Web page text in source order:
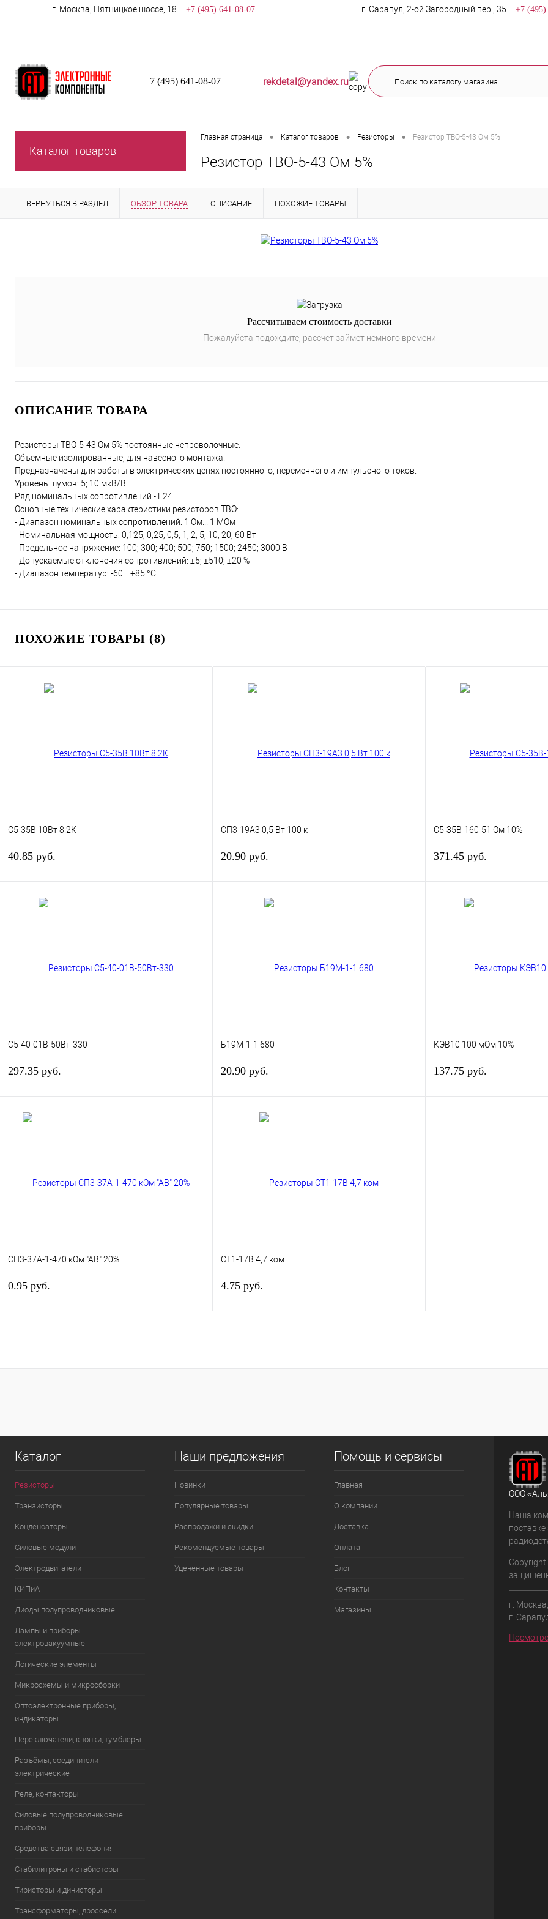
г. Москва, Пятницкое шоссе, 18 +7 (495) 641-08-07 г. Сарапул, 2-ой Загородный пер., 35 +7 (495)
+7 (495) 641-08-07 rekdetal@yandex.ru
Каталог товаров
Главная страница • Каталог товаров • Резисторы • Резистор ТВО-5-43 Ом 5%
Резистор ТВО-5-43 Ом 5%
ВЕРНУТЬСЯ В РАЗДЕЛ ОБЗОР ТОВАРА ОПИСАНИЕ ПОХОЖИЕ ТОВАРЫ
Рассчитываем стоимость доставки
Пожалуйста подождите, рассчет займет немного времени
ОПИСАНИЕ ТОВАРА
Резисторы ТВО-5-43 Ом 5% постоянные непроволочные.
Объемные изолированные, для навесного монтажа.
Предназначены для работы в электрических цепях постоянного, переменного и импульсного токов.
Уровень шумов: 5; 10 мкВ/В
Ряд номинальных сопротивлений - Е24
Основные технические характеристики резисторов ТВО:
- Диапазон номинальных сопротивлений: 1 Ом... 1 МОм
- Номинальная мощность: 0,125; 0,25; 0,5; 1; 2; 5; 10; 20; 60 Вт
- Предельное напряжение: 100; 300; 400; 500; 750; 1500; 2450; 3000 В
- Допускаемые отклонения сопротивлений: ±5; ±510; ±20 %
- Диапазон температур: -60... +85 °С
ПОХОЖИЕ ТОВАРЫ (8)
С5-35В 10Вт 8.2К
40.85 руб.
наличии
СП3-19А3 0,5 Вт 100 к
20.90 руб.
наличии
С5-35В-160-51 Ом 10%
371.45 руб.
С5-40-01В-50Вт-330
297.35 руб.
наличии
Б19М-1-1 680
20.90 руб.
наличии
КЭВ10 100 мОм 10%
137.75 руб.
СП3-37А-1-470 кОм "АВ" 20%
0.95 руб.
Купить в 1 клик К сравнению
СТ1-17В 4,7 ком
4.75 руб.
Купить в 1 клик К сравнению
Каталог
Резисторы
Транзисторы
Конденсаторы
Силовые модули
Электродвигатели
КИПиА
Диоды полупроводниковые
Лампы и приборы
электровакуумные
Логические элементы
Микросхемы и микросборки
Оптоэлектронные приборы,
индикаторы
Переключатели, кнопки, тумблеры
Разъёмы, соединители
электрические
Реле, контакторы
Силовые полупроводниковые
приборы
Средства связи, телефония
Стабилитроны и стабисторы
Тиристоры и динисторы
Трансформаторы, дроссели
Наши предложения
Новинки
Популярные товары
Распродажи и скидки
Рекомендуемые товары
Уцененные товары
Помощь и сервисы
Главная
О компании
Доставка
Оплата
Блог
Контакты
Магазины
ООО
Наша
г.
г.